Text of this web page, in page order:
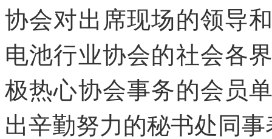
协会对出席现场的领导
电池行业协会的社会各
极热心协会事务的会员
出辛勤努力的秘书处同